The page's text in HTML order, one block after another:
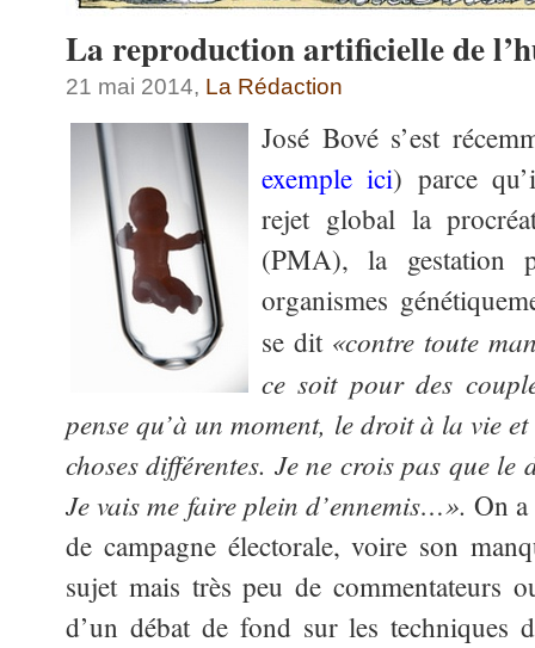
La reproduction artificielle de
21 mai 2014, La Rédaction
José Bové s’est
exemple ici) parce
rejet global la
(PMA), la gestation
organismes
se dit «contre toute
ce soit pour des
pense qu’à un moment, le droit à la vie
choses différentes. Je ne crois pas que
Je vais me faire plein d’ennemis…». On
de campagne électorale, voire son
sujet mais très peu de commentateurs
d’un débat de fond sur les techniques